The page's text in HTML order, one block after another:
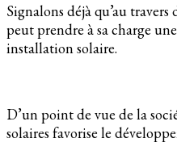
Signalons déjà qu’au
peut prendre à sa charge
installation solaire.
D’un point de vue de la
solaires favorise le